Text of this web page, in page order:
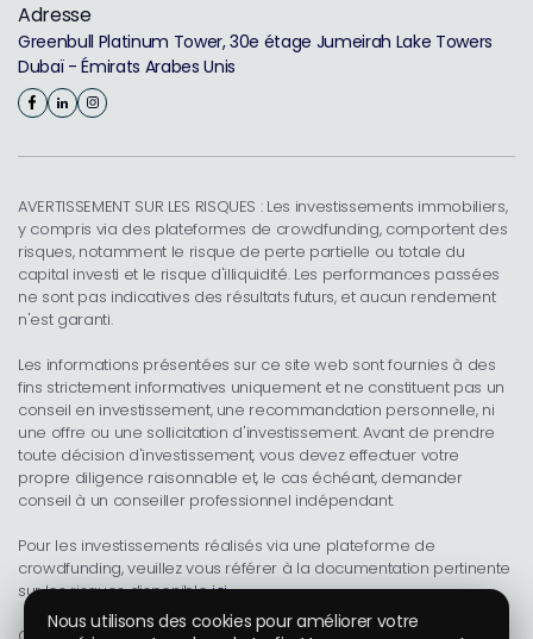
Adresse
Greenbull Platinum Tower, 30e étage Jumeirah Lake Towers
Dubaï - Émirats Arabes Unis
AVERTISSEMENT SUR LES RISQUES : Les investissements immobiliers,
y compris via des plateformes de crowdfunding, comportent des
risques, notamment le risque de perte partielle ou totale du
capital investi et le risque d'illiquidité. Les performances passées
ne sont pas indicatives des résultats futurs, et aucun rendement
n'est garanti.
Les informations présentées sur ce site web sont fournies à des
fins strictement informatives uniquement et ne constituent pas un
conseil en investissement, une recommandation personnelle, ni
une offre ou une sollicitation d'investissement. Avant de prendre
toute décision d'investissement, vous devez effectuer votre
propre diligence raisonnable et, le cas échéant, demander
conseil à un conseiller professionnel indépendant.
Pour les investissements réalisés via une plateforme de
crowdfunding, veuillez vous référer à la documentation pertinente
sur les risques disponibleici.
Nous utilisons des cookies pour améliorer votre